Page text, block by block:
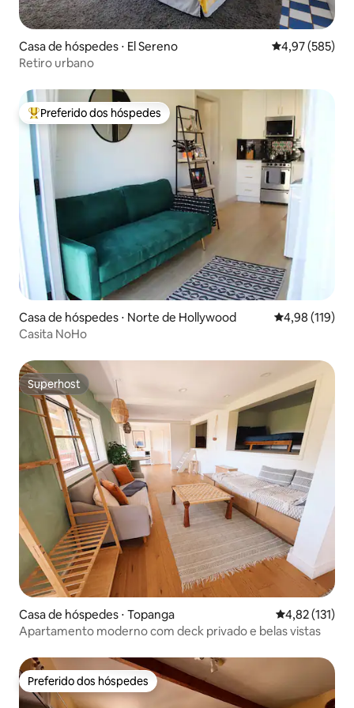
Casa de hóspedes ⋅ El Sereno 4,97 de uma
4,97 (585)
Retiro urbano
Entre os melhores preferidos dos hóspedes
Preferido dos hóspedes
Casa de hóspedes ⋅ Norte de Hollywood 4,98 de uma
4,98 (119)
Casita NoHo
Superhost
Superhost
Casa de hóspedes ⋅ Topanga 4,82 de uma
4,82 (131)
Apartamento moderno com deck privado e belas vistas
Preferido dos hóspedes
Preferido dos hóspedes